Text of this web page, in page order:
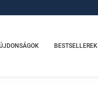
BESTSELLEREK